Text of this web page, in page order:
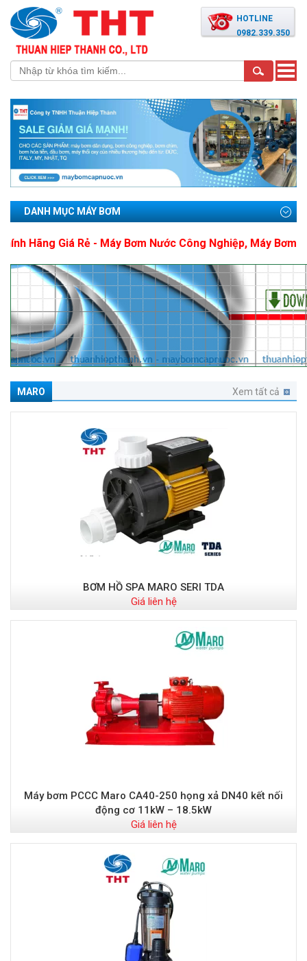
HOTLINE
0982.339.350
Toggle
DANH MỤC MÁY BƠM
- Máy Bơm Nước Công Nghiệp, Máy Bơm PCCC, Mua
MARO Xem tất cả
BƠM HỒ SPA MARO SERI TDA
Giá liên hệ
Máy bơm PCCC Maro CA40-250 họng xả DN40 kết nối
động cơ 11kW – 18.5kW
Giá liên hệ